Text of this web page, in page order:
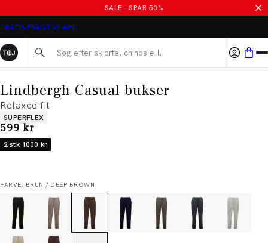
SALE - SPAR 50%
GRATIS FRAGT V/ 499,-
Søg her...
Lindbergh Casual bukser
Relaxed fit
Produkt egenskaber
SUPERFLEX
I alt (inkl. rabat)
599 kr
2 stk 1000 kr
FARVE: BRUN / DEEP BROWN